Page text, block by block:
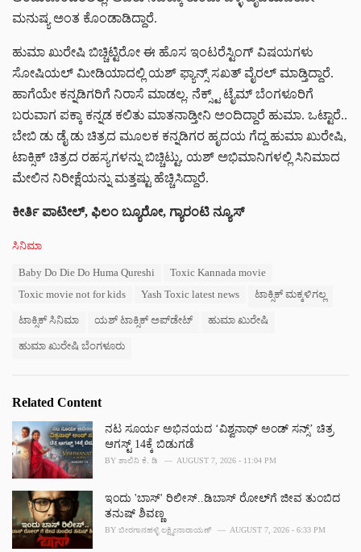
ಮನುಷ್ಯ ಅಂತ ಕೊಂಡಾಡಿದ್ದಾರೆ.
ಹುಮಾ ಖುರೇಷಿ ಬಿಚ್ಚಿಟ್ಟಿರೋ ಈ ಹೊಸ ಇಂಟರೆಸ್ಟಿಂಗ್ ವಿಷಯಗಳು
ಸೋಷಿಯಲ್ ಮೀಡಿಯಾದಲ್ಲಿ ಯಶ್ ಫ್ಯಾನ್ಸ್ ಸಖತ್ ವೈರಲ್ ಮಾಡ್ತಿದ್ದಾರೆ.
ಹಾಗೆಯೇ ಕನ್ನಡಿಗರಿಗೆ ನಿರಾಸೆ ಮಾಡಲ್ಲ. ನೆಕ್ಸ್ಟ್ ಟೈಮ್ ಬೆಂಗಳೂರಿಗೆ
ಬರುವಾಗ ಪಕ್ಕಾ ಕನ್ನಡ ಕಲಿತು ಮಾತನಾಡ್ತೀನಿ ಅಂದಿದ್ದಾರೆ ಹುಮಾ. ಒಟ್ಟಾರೆ..
ಬೇಬಿ ಡು ಡೈ ಡು ಚಿತ್ರದ ಮೂಲಕ ಕನ್ನಡಿಗರ ಹೃದಯ ಗೆದ್ದ ಹುಮಾ ಖುರೇಷಿ,
ಟಾಕ್ಸಿಕ್ ಚಿತ್ರದ ರಹಸ್ಯಗಳನ್ನು ಬಿಚ್ಚಿಟ್ಟು, ಯಶ್ ಅಭಿಮಾನಿಗಳಲ್ಲಿ ಸಿನಿಮಾದ
ಮೇಲಿನ ನಿರೀಕ್ಷೆಯನ್ನು ಮತ್ತಷ್ಟು ಹೆಚ್ಚಿಸಿದ್ದಾರೆ.
ಕೀರ್ತಿ ಪಾಟೀಲ್, ಫಿಲಂ ಬ್ಯೂರೋ, ಗ್ಯಾರಂಟಿ ನ್ಯೂಸ್
C
ಸಿನಿಮಾ
Baby Do Die Do Huma Qureshi
Toxic Kannada movie
Toxic movie not for kids
Yash Toxic latest news ಟಾಕ್ಸಿಕ್ ಮಕ್ಕಳಿಗಲ್ಲ
ಟಾಕ್ಸಿಕ್ ಸಿನಿಮಾ ಯಶ್ ಟಾಕ್ಸಿಕ್ ಅಪ್‌ಡೇಟ್ ಹುಮಾ ಖುರೇಷಿ
ಹುಮಾ ಖುರೇಷಿ ಬೆಂಗಳೂರು
Related Content
ನಟ ಸೂರ್ಯ ಅಭಿನಯದ ‘ವಿಶ್ವನಾಥ್ ಅಂಡ್ ಸನ್ಸ್’ ಚಿತ್ರ
ಆಗಸ್ಟ್ 14ಕ್ಕೆ ಬಿಡುಗಡೆ
BY ಶಾಲಿನಿ ಕೆ. ಡಿ AUGUST 7, 2026 - 11:04 PM
ಇಂದು 'ಬಾಸ್' ರಿಲೀಸ್..ಡಿಬಾಸ್ ರೋಲ್‌ಗೆ ಜೀವ ತುಂಬಿದ
ತನುಷ್ ಶಿವಣ್ಣ
BY ಬೀರಗಾನಹಳ್ಳಿ ಲಕ್ಷ್ಮೀನಾರಾಯಣ್ AUGUST 7, 2026 - 6:33 PM